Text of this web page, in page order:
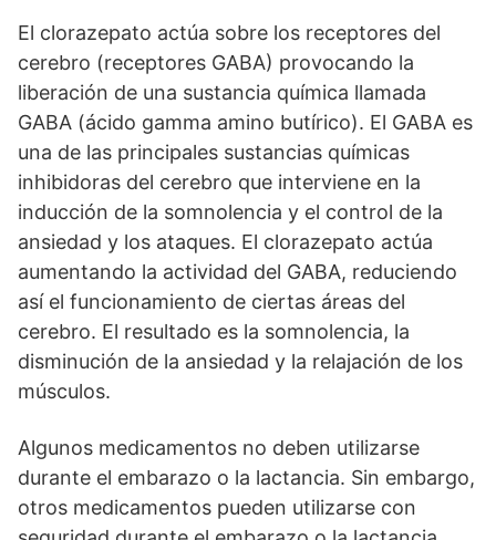
El clorazepato actúa sobre los receptores del
cerebro (receptores GABA) provocando la
liberación de una sustancia química llamada
GABA (ácido gamma amino butírico). El GABA es
una de las principales sustancias químicas
inhibidoras del cerebro que interviene en la
inducción de la somnolencia y el control de la
ansiedad y los ataques. El clorazepato actúa
aumentando la actividad del GABA, reduciendo
así el funcionamiento de ciertas áreas del
cerebro. El resultado es la somnolencia, la
disminución de la ansiedad y la relajación de los
músculos.
Algunos medicamentos no deben utilizarse
durante el embarazo o la lactancia. Sin embargo,
otros medicamentos pueden utilizarse con